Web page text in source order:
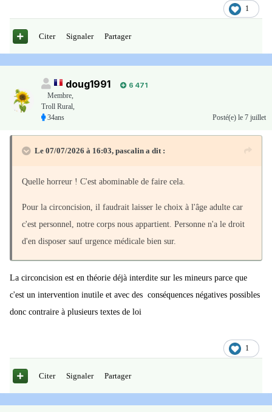
1
Citer Signaler Partager
doug1991
6 471
Membre,
Troll Rural,
34ans
Posté(e) le 7 juillet
Le 07/07/2026 à 16:03, pascalin a dit :
Quelle horreur ! C'est abominable de faire cela.
Pour la circoncision, il faudrait laisser le choix à l'âge adulte car
c'est personnel, notre corps nous appartient. Personne n'a le droit
d'en disposer sauf urgence médicale bien sur.
La circoncision est en théorie déjà interdite sur les mineurs parce que
c'est un intervention inutile et avec des conséquences négatives possibles
donc contraire à plusieurs textes de loi
1
Citer Signaler Partager